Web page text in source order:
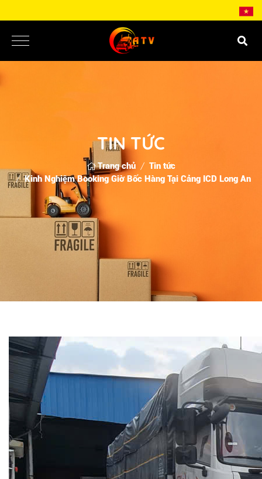
TIN TỨC
Trang chủ
Tin tức
Kinh Nghiệm Booking Giờ Bốc Hàng Tại Cảng ICD Long An